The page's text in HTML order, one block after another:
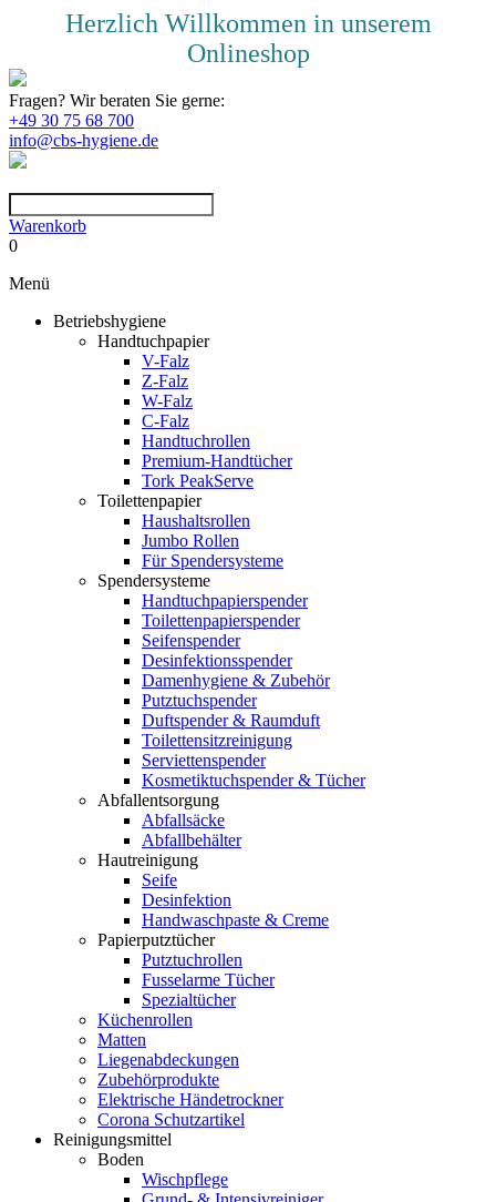
Herzlich Willkommen in unserem
Onlineshop
Fragen? Wir beraten Sie gerne:
+49 30 75 68 700
info@cbs-hygiene.de
Warenkorb
0
Menü
Betriebshygiene
Handtuchpapier
V-Falz
Z-Falz
W-Falz
C-Falz
Handtuchrollen
Premium-Handtücher
Tork PeakServe
Toilettenpapier
Haushaltsrollen
Jumbo Rollen
Für Spendersysteme
Spendersysteme
Handtuchpapierspender
Toilettenpapierspender
Seifenspender
Desinfektionsspender
Damenhygiene & Zubehör
Putztuchspender
Duftspender & Raumduft
Toilettensitzreinigung
Serviettenspender
Kosmetiktuchspender & Tücher
Abfallentsorgung
Abfallsäcke
Abfallbehälter
Hautreinigung
Seife
Desinfektion
Handwaschpaste & Creme
Papierputztücher
Putztuchrollen
Fusselarme Tücher
Spezialtücher
Küchenrollen
Matten
Liegenabdeckungen
Zubehörprodukte
Elektrische Händetrockner
Corona Schutzartikel
Reinigungsmittel
Boden
Wischpflege